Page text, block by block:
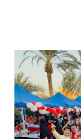
tamu
negara sahabat
antusias.
halaman KBRI
datang